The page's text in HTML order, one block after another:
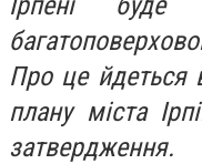
Про це йдеться
плану міста
затвердження.